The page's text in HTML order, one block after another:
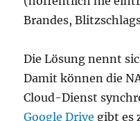
Brandes,
Die Lösung nennt
Damit können die
Cloud-Dienst
Google Drive gibt es